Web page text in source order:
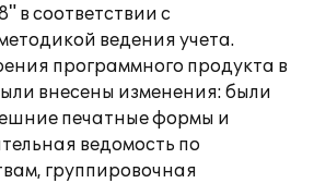
в соответствии с
ведения учета.
программного продукта в
внесены изменения: были
печатные формы и
ведомость по
группировочная